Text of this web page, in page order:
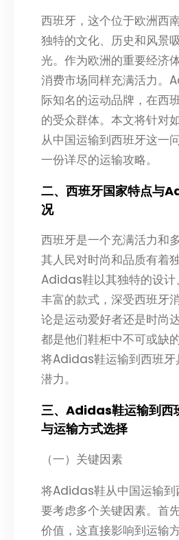
西班牙，这个位于欧洲西
独特的文化、历史和风景
光。作为欧洲的重要经济
消费市场同样充满活力。
际知名的运动品牌，在西
的受众群体。本文将针对
从中国运输到西班牙这一
一份详尽的运输攻略。
二、西班牙国家特点与
况
西班牙是一个充满活力和
其人民对时尚和品质有着
Adidas鞋以其独特的设计
丰富的款式，深受西班牙
论是运动爱好者还是时尚
都是他们鞋柜中不可或缺
将Adidas鞋运输到西班牙
潜力。
三、Adidas鞋运输到西
与运输方式选择
（一）关键因素
将Adidas鞋从中国运输到
要考虑多个关键因素。首
价值，这直接影响到运输